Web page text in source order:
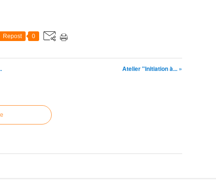
Repost 0
Atelier "Initiation à... »